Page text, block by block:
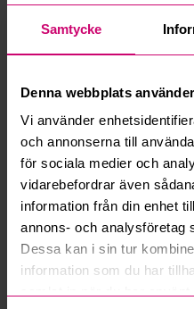
Samtycke
Denna webbplats
Vi använder
och annonserna till
för sociala medier och
vidarebefordrar även
information från din enhet
annons- och analysföretag
Dessa kan i sin tur
information som du har
Vad är ett
Hur fungerar maxbud?
Kan jag ångra ett bud?
Kan ni frakta mina vunna
Läs fler